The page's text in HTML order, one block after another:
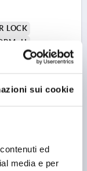
sui cookie
ed
media e per
LOCK
6 MM